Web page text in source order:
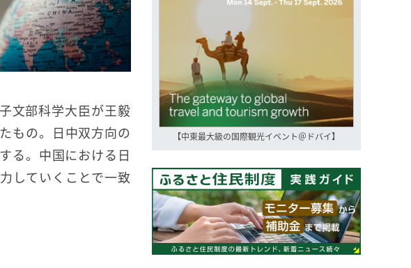
文部科学大臣が王毅
もの。日中双方向の
る。中国における日
していくことで一致
【中東最大級の国際観光イベント＠ドバイ】